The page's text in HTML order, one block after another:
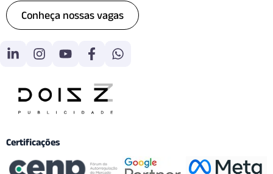
Conheça nossas vagas
Certificações